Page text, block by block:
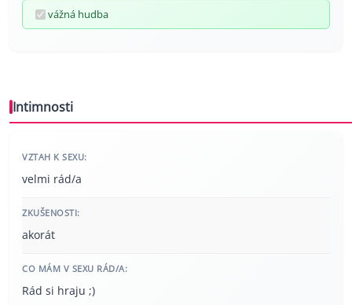
vážná hudba
Intimnosti
VZTAH K SEXU:
velmi rád/a
ZKUŠENOSTI:
akorát
CO MÁM V SEXU RÁD/A:
Rád si hraju ;)